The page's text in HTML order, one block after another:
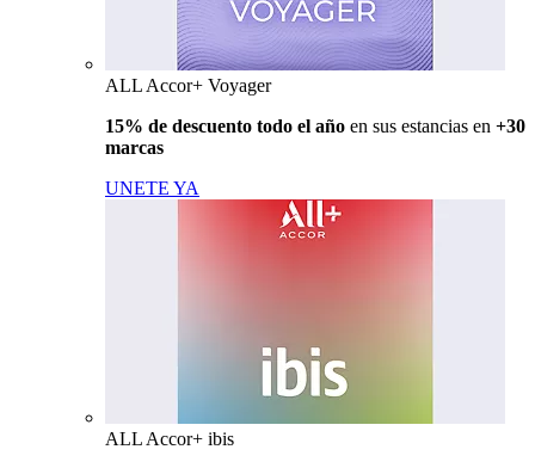
ALL Accor+ Voyager
15% de descuento todo el año en sus estancias en +30
marcas
UNETE YA
ALL Accor+ ibis